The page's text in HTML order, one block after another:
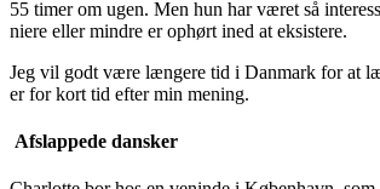
55 timer om ugen. Men hun har været så
niere eller mindre er ophørt ined at eksistere.
Jeg vil godt være længere tid i Danmark for at
er for kort tid efter min mening.
Afslappede dansker